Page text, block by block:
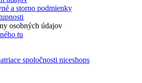
a storno podmienky
osobných údajov
tu
spoločnosti niceshops